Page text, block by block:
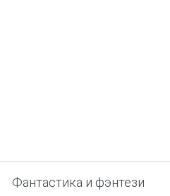
Фантастика и фэнтези